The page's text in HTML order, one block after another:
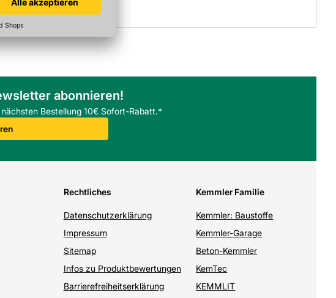
abonnieren!
Bestellung 10€ Sofort-Rabatt.*
Rechtliches
Datenschutzerklärung
Impressum
Sitemap
Infos zu Produktbewertungen
Barrierefreiheitserklärung
Kemmler Familie
Kemmler: Baustoffe
Kemmler-Garage
Beton-Kemmler
KemTec
KEMMLIT